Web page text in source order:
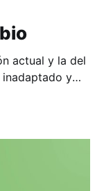
actual y la del
inadaptado y